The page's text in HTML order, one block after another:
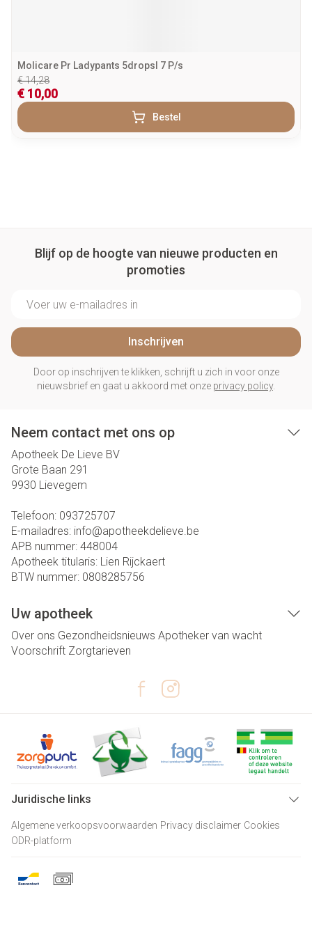
Molicare Pr Ladypants 5dropsl 7 P/s
€ 14,28
€ 10,00
Bestel
Blijf op de hoogte van nieuwe producten en
promoties
Inschrijven
Door op inschrijven te klikken, schrijft u zich in voor onze
nieuwsbrief en gaat u akkoord met onze privacy policy.
Neem contact met ons op
Apotheek De Lieve BV
Grote Baan 291
9930 Lievegem
Telefoon: 093725707
E-mailadres: info@apotheekdelieve.be
APB nummer: 448004
Apotheek titularis: Lien Rijckaert
BTW nummer: 0808285756
Uw apotheek
Over ons Gezondheidsnieuws Apotheker van wacht
Voorschrift Zorgtarieven
Juridische links
Algemene verkoopsvoorwaarden Privacy disclaimer Cookies
ODR-platform